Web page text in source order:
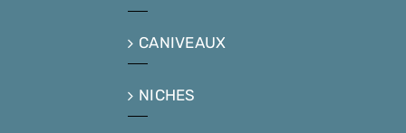
CANIVEAUX
NICHES